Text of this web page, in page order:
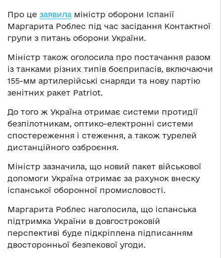
Про це заявила міністр оборони Іспанії
Маргарита Роблес під час засідання Контактної
групи з питань оборони України.
Міністр також оголосила про постачання разом
із танками різних типів боєприпасів, включаючи
155-мм артилерійські снаряди та нову партію
зенітних ракет Patriot.
До того ж Україна отримає системи протидії
безпілотникам, оптико-електронні системи
спостереження і стеження, а також турелей
дистанційного озброєння.
Міністр зазначила, що новий пакет військової
допомоги Україна отримає за рахунок внеску
іспанської оборонної промисловості.
Маргарита Роблес наголосила, що іспанська
підтримка України в довгостроковій
перспективі буде підкріплена підписанням
двосторонньої безпекової угоди.